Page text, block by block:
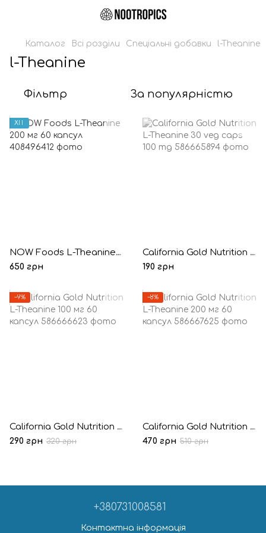
Каталог Всі розділи Спеціальні добавки l-Theanine
l-Theanine
Фільтр За популярністю
ХІТ
NOW Foods L-Theanine 200 мг 60 капсул
650 грн
California Gold Nutrition L-Theanine 30 veg caps 100 mg
190 грн
−9%
California Gold Nutrition L-Theanine 100 мг 60 капсул
290 грн 320 грн
−8%
California Gold Nutrition L-Theanine 200 мг 60 капсул
470 грн 510 грн
+380731008581
Контактна інформація